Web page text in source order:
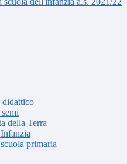
didattico
della Terra
primaria